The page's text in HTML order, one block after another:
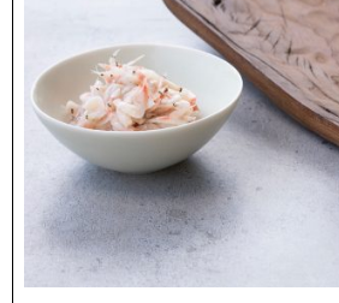
형태로 만들어 안정적인 세정력과 깔
갖췄습니다.
– 명인명촌 소창 주방 수건 : 옥수수 전
친환경으로 생산한 소창으로 만든 주
수분 흡수가 좋아 건조가 빠르고, 먼지
용이하며, 알레르기 및 아토피가 있는
소재입니다.
– 박래진 무농약 천연 수세미 : 피부미
닦는 용도 등 예로부터 다양한 쓰임으
열매로 만든 천연 수세미 입니다. 무농
열매를 삶아 껍질을 벗긴 후 볕이 좋은